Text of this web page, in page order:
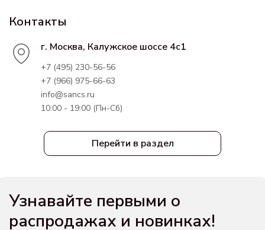
Перейти в раздел
Контакты
г. Москва, Калужское шоссе 4с1
+7 (495) 230-56-56
+7 (966) 975-66-63
info@sancs.ru
10:00 - 19:00 (Пн-Сб)
Узнавайте первыми о
распродажах и новинках!